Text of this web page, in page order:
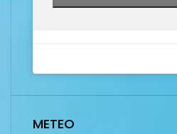
METEO